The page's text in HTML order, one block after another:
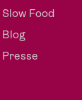
Slow Food
Blog
Presse